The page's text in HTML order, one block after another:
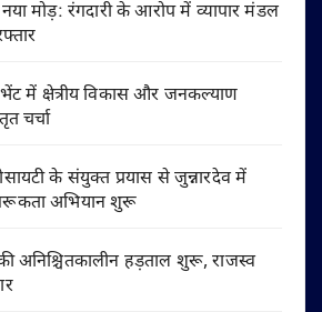
मोड़: रंगदारी के आरोप में व्यापार मंडल
में क्षेत्रीय विकास और जनकल्याण
चर्चा
के संयुक्त प्रयास से जुन्नारदेव में
अभियान शुरू
अनिश्चितकालीन हड़ताल शुरू, राजस्व